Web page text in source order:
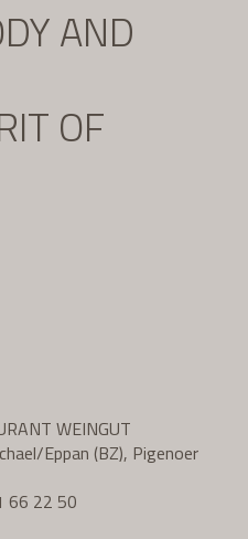
AND
OF
WEINGUT
Eppan (BZ), Pigenoer
66 22 50